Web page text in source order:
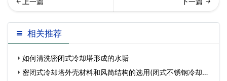
明冷却与你分享开式冷却塔
和闭式冷却塔(蚌埠封…
圳冷却塔为大家分享冷却塔
的选型及注意事项(深
相关推荐
如何清洗密闭式冷却塔形成的水垢
密闭式冷却塔外壳材料和风筒结构的选用(闭式不锈钢冷却塔